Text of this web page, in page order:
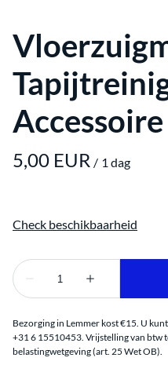
Accessoire
/
Bezorging in Lemmer kost €15. U
+31 6 15510453. Vrijstelling van btw
belastingwetgeving (art. 25 Wet OB).